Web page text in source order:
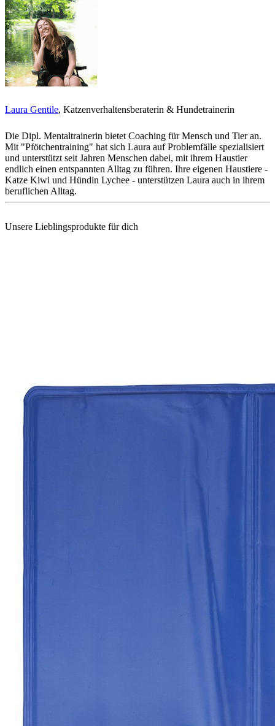
Laura Gentile, Katzenverhaltensberaterin & Hundetrainerin
Die Dipl. Mentaltrainerin bietet Coaching für Mensch und Tier an.
Mit "Pfötchentraining" hat sich Laura auf Problemfälle spezialisiert
und unterstützt seit Jahren Menschen dabei, mit ihrem Haustier
endlich einen entspannten Alltag zu führen. Ihre eigenen Haustiere -
Katze Kiwi und Hündin Lychee - unterstützen Laura auch in ihrem
beruflichen Alltag.
Unsere Lieblingsprodukte für dich